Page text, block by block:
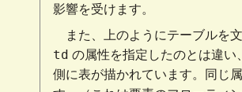
影響を受けます。
また、上のようにテーブルを
td の属性を指定したのとは違い
側に表が描かれています。同じ